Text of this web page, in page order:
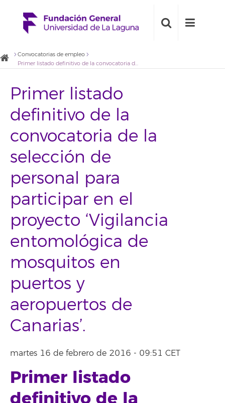
Convocatorias de empleo
Primer listado definitivo de la convocatoria de la selección de personal para participar en el proyecto ‘Vigilancia entomológica de mosquitos en puertos y aeropuertos de Canarias’.
Primer listado
definitivo de la
convocatoria de la
selección de
personal para
participar en el
proyecto ‘Vigilancia
entomológica de
mosquitos en
puertos y
aeropuertos de
Canarias’.
martes 16 de febrero de 2016 - 09:51 CET
Primer listado
definitivo de la